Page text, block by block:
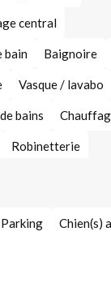
central
bain Baignoire
Vasque / lavabo
bains
Robinetterie
Parking Chien(s)